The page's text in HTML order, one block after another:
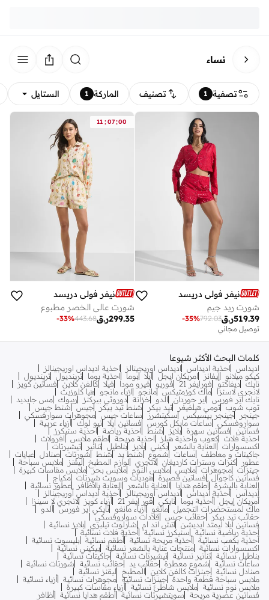
نساء
تصفية 1 تصنيف الماركة 1 الستايل
نيفر فولي دريسد
شورت ريد جيم
ر.ق519.39
792.03
-35%
توصيل مجاني
11 :07:00
نيفر فولي دريسد
شورت عالي الخصر مطبوع
ر.ق299.35
443.68
-33%
كلمات البحث الأكثر شيوعا
اديداس احذية اديداس اديداس اوريجينالز
احذية اديداس اوريجينالز
كيكو ميلانو
إيفانز امريكان ايجل ايلا بوما احذية بوما ترينديول ترينديول
نايك ديفاكتو فورايفر 21 فوريو فيرو مودا فيلا كالفن كلاين فساتين كويز
لانجري لاسنزا
ماك كوزمتيكس مانجو ازياء مانجو
هيا كلوزيت
نايك اير فورس
اير جوردان الدو خزانة دوروثي بيركنز ريبوك مس جايديد
توب شوب تومي هيلفيغر تيد بيكر شنط تيد بيكر جيس
شنط جيس
جينجر
جينجر بيسيكس سكيتشرز ساعات جيس مجوهرات سوارفسكي
سواروفسكي
ساعات مايكل كورس فساتين ايلا نيو لوك أزياء عربية
فساتين
فساتين سهرة بلايز شنط احذية رياضة
احذية سنيكرز
احذية فلات كعوب واحذية هيلز احذية مريحة اطقم ملابس
افرولات
اكسسوارات
العناية بالشعر بكيني بلايز بناطيل تنانير
تيشيرتات
جاكيتات و معاطف
ساعات شموع شنط يد شنط شورتات صنادل
عبايات
عطور
كنزات وسترات كارديغان لانجري لوازم المطبخ ليقنز
ملابس سباحة
جينزات مجوهرات ملابس ملابس النوم ملابس بحر ملابس مقاسات كبيرة
فساتين كاجوال
فساتين قصيرة هوديات وسويت شيرتات مكياج
العناية بالبشرة أطقم هدايا العناية بالشعر العناية بالأظافر
عطور نسائية
أديداس أحذية أديداس أديداس أوريجينالز
أحذية أديداس أوريجينالز
أمريكان إيجل أحذية بوما نايكي فور إيفر 21 أزياء كويز
لانجري لا سينزا
ماك لمستحضرات التجميل مانغو أزياء مانغو نايكي اير فورس ألدو
حقائب تيد بيكر
حقائب جيس
قلادات سواروفسكي
فساتين ايلا ليمتد ايديشن
اتش اند ام شارلوت تيلبري بلايز نسائية
أحذية رياضية نسائية
سنيكرز نسائية أحذية فلات نسائية
أحذية بكعب نسائية أحذية مريحة نسائية أطقم نسائية بليسوت نسائية
اكسسوارات نسائية منتجات عناية بالشعر نسائية بيكيني نسائية
بناطيل نسائية تنانير نسائية تيشيرتات نسائية جاكيتات نسائية
ساعات نسائية
شموع معطرة حقائب يد حقائب نسائية
شورتات نسائية
صنادل نسائية جينزات كالفن كلاين المطبخ
ليقنز نسائية
ملابس سباحة قطعة واحدة جينزات نسائية مجوهرات نسائية أزياء نسائية
ملابس نوم نسائية ملابس شاطئ نسائية أزياء مقاسات كبيرة
فساتين عصرية مريحة
سويتشيرتات نسائية أطقم هدايا نسائية أظافر